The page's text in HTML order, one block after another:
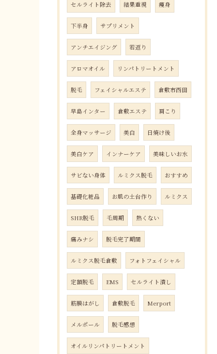
セルライト除去 結果重視 痩身
下半身 サプリメント
アンチエイジング 若返り
アロマオイル リンパトリートメント
脱毛 フェイシャルエステ 倉敷市西田
早島インター 倉敷エステ 肩こり
全身マッサージ 美白 日焼け後
美白ケア インナーケア 美味しいお水
サビない身体 ルミクス脱毛 おすすめ
基礎化粧品 お肌の土台作り ルミクス
SHR脱毛 毛周期 熱くない
痛みナシ 脱毛完了期間
ルミクス脱毛倉敷 フォトフェイシャル
定額脱毛 EMS セルライト潰し
筋膜はがし 倉敷脱毛 Merport
メルポール 脱毛感想
オイルリンパトリートメント